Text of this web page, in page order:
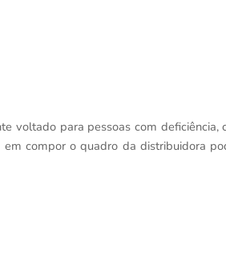
voltado para pessoas com deficiência,
compor o quadro da distribuidora